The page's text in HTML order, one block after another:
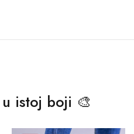
istoj boji 🎨